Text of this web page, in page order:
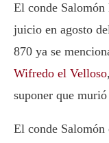
El conde Salomón
juicio en agosto
870 ya se
Wifredo el Velloso
suponer que
El conde Salomón